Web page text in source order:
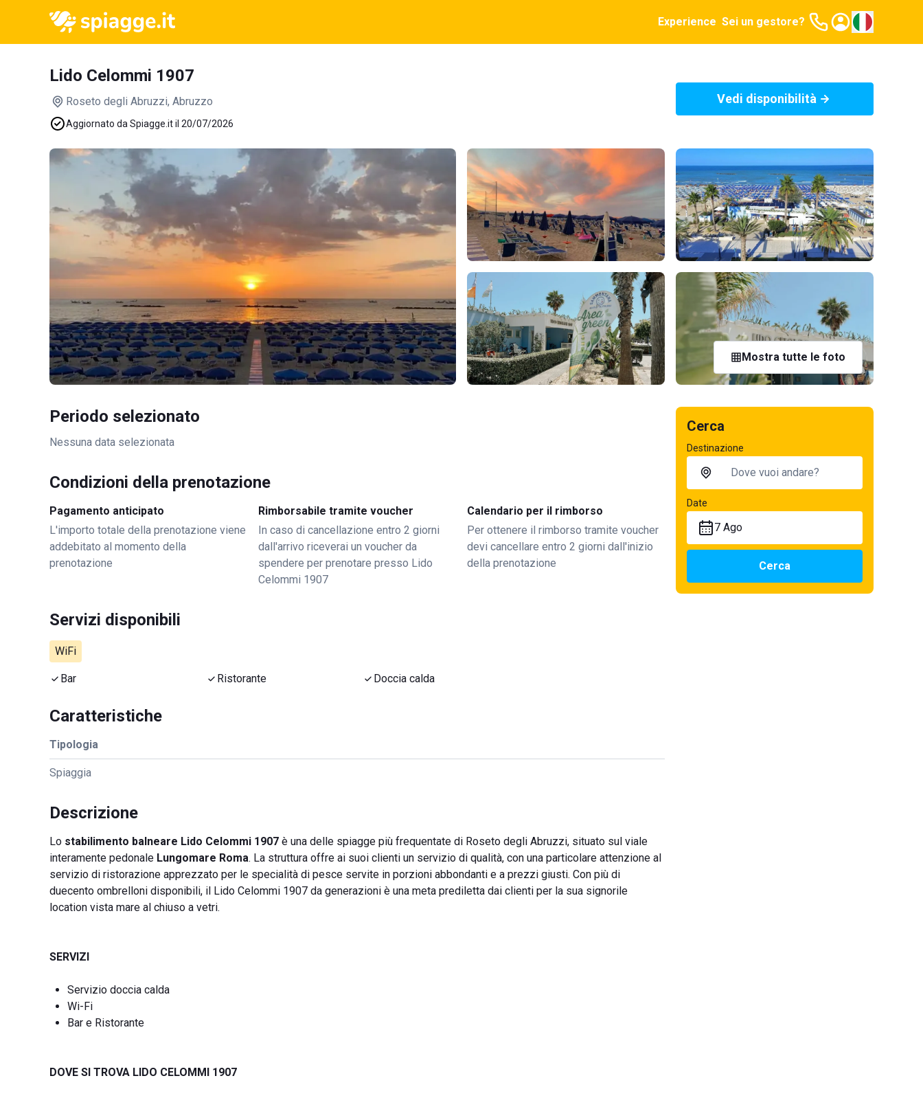
Experience Sei un gestore?
Lido Celommi 1907
Roseto degli Abruzzi, Abruzzo
Aggiornato da Spiagge.it il 20/07/2026
Vedi disponibilità
Mostra tutte le foto
Periodo selezionato
Nessuna data selezionata
Condizioni della prenotazione
Pagamento anticipato
L'importo totale della prenotazione viene
addebitato al momento della
prenotazione
Rimborsabile tramite voucher
In caso di cancellazione entro 2 giorni
dall'arrivo riceverai un voucher da
spendere per prenotare presso Lido
Celommi 1907
Calendario per il rimborso
Per ottenere il rimborso tramite voucher
devi cancellare entro 2 giorni dall'inizio
della prenotazione
Servizi disponibili
WiFi
Bar Ristorante Doccia calda
Caratteristiche
Tipologia
Spiaggia
Descrizione
Lo stabilimento balneare Lido Celommi 1907 è una delle spiagge più frequentate di Roseto degli Abruzzi, situato sul viale
interamente pedonale Lungomare Roma. La struttura offre ai suoi clienti un servizio di qualità, con una particolare attenzione al
servizio di ristorazione apprezzato per le specialità di pesce servite in porzioni abbondanti e a prezzi giusti. Con più di
duecento ombrelloni disponibili, il Lido Celommi 1907 da generazioni è una meta prediletta dai clienti per la sua signorile
location vista mare al chiuso a vetri.
SERVIZI
Servizio doccia calda
Wi-Fi
Bar e Ristorante
DOVE SI TROVA LIDO CELOMMI 1907
Cerca
Destinazione
Date
7 Ago
Cerca